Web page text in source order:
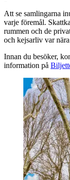
Att se samlingarna
varje föremål.
rummen och de
och kejsarliv var
Innan du besöker,
information på